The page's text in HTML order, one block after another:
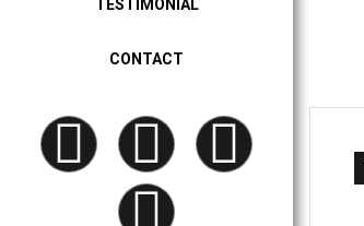
TESTIMONIAL
CONTACT